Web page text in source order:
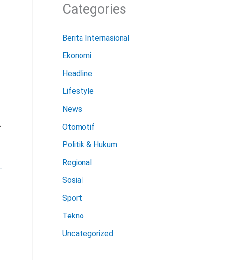
Categories
Berita Internasional
Ekonomi
Headline
Lifestyle
News
Otomotif
Politik & Hukum
Regional
Sosial
Sport
Tekno
Uncategorized